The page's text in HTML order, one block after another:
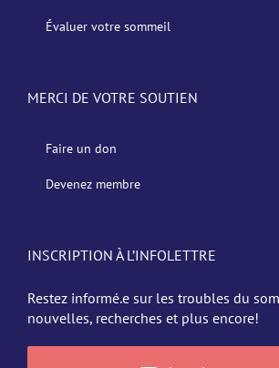
Évaluer votre sommeil
MERCI DE VOTRE SOUTIEN
Faire un don
Devenez membre
INSCRIPTION À L’INFOLETTRE
Restez informé.e sur les troubles du
nouvelles, recherches et plus encore!